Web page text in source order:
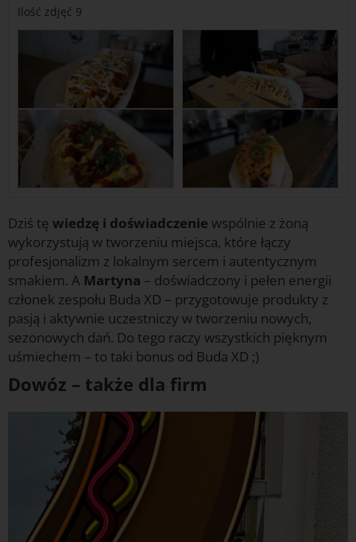
Ilość zdjęć 9
Dziś tę wiedzę i doświadczenie wspólnie z żoną
wykorzystują w tworzeniu miejsca, które łączy
profesjonalizm z lokalnym sercem i autentycznym
smakiem. A Martyna – doświadczony i pełen energii
członek zespołu Buda XD – przygotowuje produkty z
pasją i aktywnie uczestniczy w tworzeniu nowych,
sezonowych dań. Do tego raczy wszystkich pięknym
uśmiechem – to taki bonus od Buda XD ;)
Dowóz – także dla firm